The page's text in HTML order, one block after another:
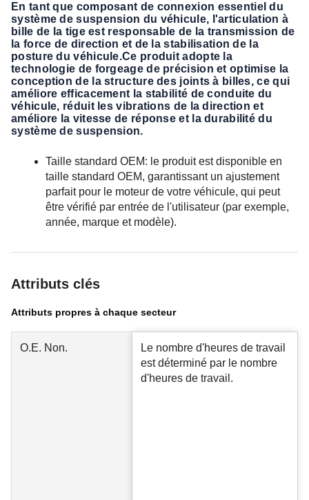
En tant que composant de connexion essentiel du
système de suspension du véhicule, l'articulation à
bille de la tige est responsable de la transmission de
la force de direction et de la stabilisation de la
posture du véhicule.Ce produit adopte la
technologie de forgeage de précision et optimise la
conception de la structure des joints à billes, ce qui
améliore efficacement la stabilité de conduite du
véhicule, réduit les vibrations de la direction et
améliore la vitesse de réponse et la durabilité du
système de suspension.
Taille standard OEM: le produit est disponible en
taille standard OEM, garantissant un ajustement
parfait pour le moteur de votre véhicule, qui peut
être vérifié par entrée de l'utilisateur (par exemple,
année, marque et modèle).
Attributs clés
Attributs propres à chaque secteur
O.E. Non.
Le nombre d'heures de travail
est déterminé par le nombre
d'heures de travail.